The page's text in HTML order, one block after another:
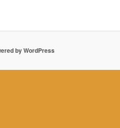
by WordPress